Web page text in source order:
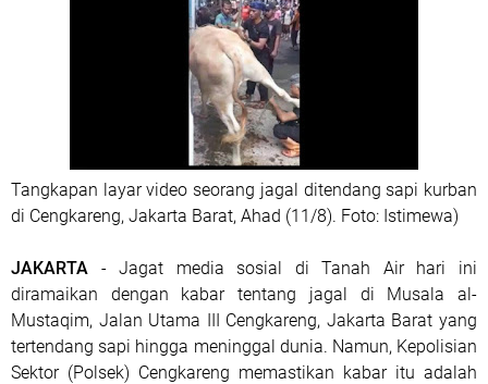
Tangkapan layar video seorang jagal ditendang sapi kurban
di Cengkareng, Jakarta Barat, Ahad (11/8). Foto: Istimewa)
JAKARTA - Jagat media sosial di Tanah Air hari ini
diramaikan dengan kabar tentang jagal di Musala al-
Mustaqim, Jalan Utama III Cengkareng, Jakarta Barat yang
tertendang sapi hingga meninggal dunia. Namun, Kepolisian
Sektor (Polsek) Cengkareng memastikan kabar itu adalah